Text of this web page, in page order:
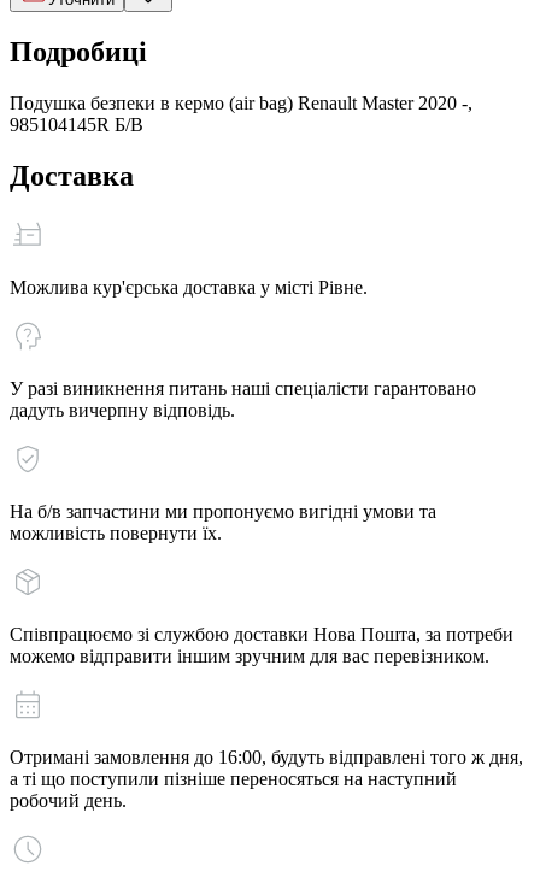
Подробиці
Подушка безпеки в кермо (air bag) Renault Master 2020 -,
985104145R Б/В
Доставка
Можлива кур'єрська доставка у місті Рівне.
У разі виникнення питань наші спеціалісти гарантовано
дадуть вичерпну відповідь.
На б/в запчастини ми пропонуємо вигідні умови та
можливість повернути їх.
Співпрацюємо зі службою доставки Нова Пошта, за потреби
можемо відправити іншим зручним для вас перевізником.
Отримані замовлення до 16:00, будуть відправлені того ж дня,
а ті що поступили пізніше переносяться на наступний
робочий день.